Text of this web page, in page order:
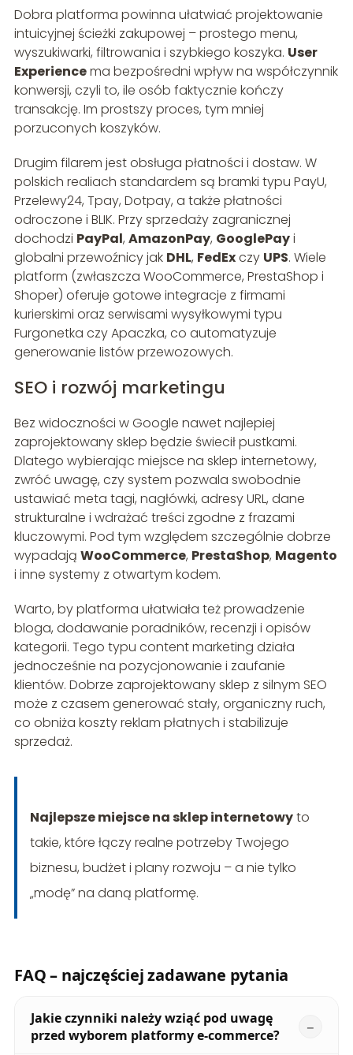
Dobra platforma powinna ułatwiać projektowanie
intuicyjnej ścieżki zakupowej – prostego menu,
wyszukiwarki, filtrowania i szybkiego koszyka. User
Experiencema bezpośredni wpływ na współczynnik
konwersji, czyli to, ile osób faktycznie kończy
transakcję. Im prostszy proces, tym mniej
porzuconych koszyków.
Drugim filarem jest obsługa płatności i dostaw. W
polskich realiach standardem są bramki typu PayU,
Przelewy24, Tpay, Dotpay, a także płatności
odroczone i BLIK. Przy sprzedaży zagranicznej
dochodzi PayPal, AmazonPay, GooglePayi
globalni przewoźnicy jak DHL, FedExczy UPS. Wiele
platform (zwłaszcza WooCommerce, PrestaShop i
Shoper) oferuje gotowe integracje z firmami
kurierskimi oraz serwisami wysyłkowymi typu
Furgonetka czy Apaczka, co automatyzuje
generowanie listów przewozowych.
SEO i rozwój marketingu
Bez widoczności w Google nawet najlepiej
zaprojektowany sklep będzie świecił pustkami.
Dlatego wybierając miejsce na sklep internetowy,
zwróć uwagę, czy system pozwala swobodnie
ustawiać meta tagi, nagłówki, adresy URL, dane
strukturalne i wdrażać treści zgodne z frazami
kluczowymi. Pod tym względem szczególnie dobrze
wypadają WooCommerce, PrestaShop, Magento
i inne systemy z otwartym kodem.
Warto, by platforma ułatwiała też prowadzenie
bloga, dodawanie poradników, recenzji i opisów
kategorii. Tego typu content marketing działa
jednocześnie na pozycjonowanie i zaufanie
klientów. Dobrze zaprojektowany sklep z silnym SEO
może z czasem generować stały, organiczny ruch,
co obniża koszty reklam płatnych i stabilizuje
sprzedaż.
Najlepsze miejsce na sklep internetowyto
takie, które łączy realne potrzeby Twojego
biznesu, budżet i plany rozwoju – a nie tylko
„modę” na daną platformę.
FAQ – najczęściej zadawane pytania
Jakie czynniki należy wziąć pod uwagę
przed wyborem platformy e-commerce?